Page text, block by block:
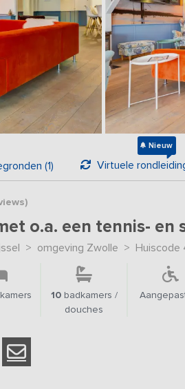
(1) Virtuele
Nieuw
)
o.a. een tennis- en
> omgeving Zwolle > Huiscode
10badkamers /
douches